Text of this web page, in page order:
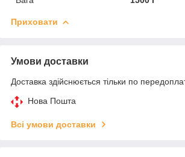
Приховати
Умови доставки
Доставка здійснюється тільки по
Нова Пошта
Всі умови доставки